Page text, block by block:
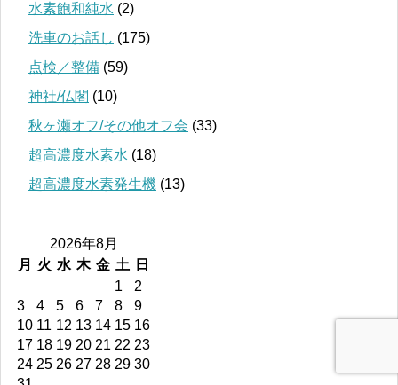
水素飽和純水 (2)
洗車のお話し (175)
点検／整備 (59)
神社/仏閣 (10)
秋ヶ瀬オフ/その他オフ会 (33)
超高濃度水素水 (18)
超高濃度水素発生機 (13)
2026年8月
月
火 水 木 金 土
日
1
2
3
4 5 6 7 8
9
10 11 12 13 14 15 16
17 18 19 20 21 22 23
24 25 26 27 28 29 30